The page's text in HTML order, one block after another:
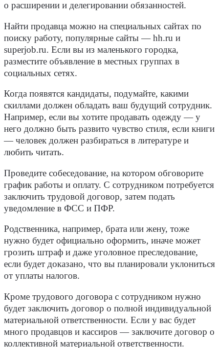
о расширении и делегировании обязанностей.
Найти продавца можно на специальных сайтах по
поиску работу, популярные сайты — hh.ru и
superjob.ru. Если вы из маленького городка,
разместите объявление в местных группах в
социальных сетях.
Когда появятся кандидаты, подумайте, какими
скиллами должен обладать ваш будущий сотрудник.
Например, если вы хотите продавать одежду — у
него должно быть развито чувство стиля, если книги
— человек должен разбираться в литературе и
любить читать.
Проведите собеседование, на котором обговорите
график работы и оплату. С сотрудником потребуется
заключить трудовой договор, затем подать
уведомление в ФСС и ПФР.
Родственника, например, брата или жену, тоже
нужно будет официально оформить, иначе может
грозить штраф и даже уголовное преследование,
если будет доказано, что вы планировали уклониться
от уплаты налогов.
Кроме трудового договора с сотрудником нужно
будет заключить договор о полной индивидуальной
материальной ответственности. Если у вас будет
много продавцов и кассиров — заключите договор о
коллективной материальной ответственности.